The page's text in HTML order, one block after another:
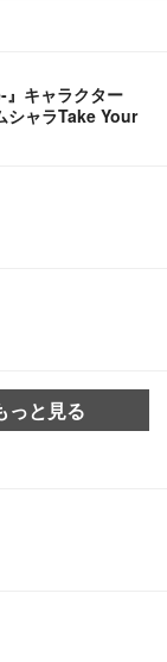
キャラクター
シャラTake Your
っと見る